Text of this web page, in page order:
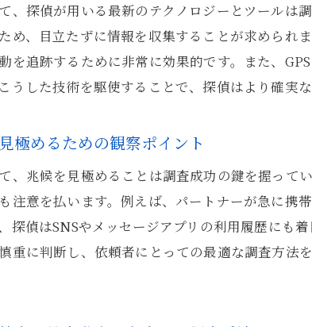
、探偵が用いる最新のテクノロジーとツールは
め、目立たずに情報を収集することが求められ
を追跡するために非常に効果的です。また、
うした技術を駆使することで、探偵はより確実
極めるための観察ポイント
、兆候を見極めることは調査成功の鍵を握って
注意を払います。例えば、パートナーが急に携
探偵はSNSやメッセージアプリの利用履歴にも
重に判断し、依頼者にとっての最適な調査方法